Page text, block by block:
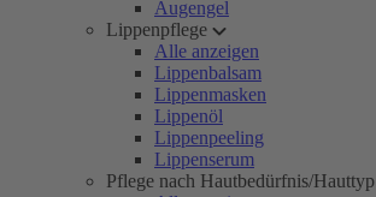
Augengel
Lippenpflege
Alle anzeigen
Lippenbalsam
Lippenmasken
Lippenöl
Lippenpeeling
Lippenserum
Pflege nach Hautbedürfnis/Hauttyp